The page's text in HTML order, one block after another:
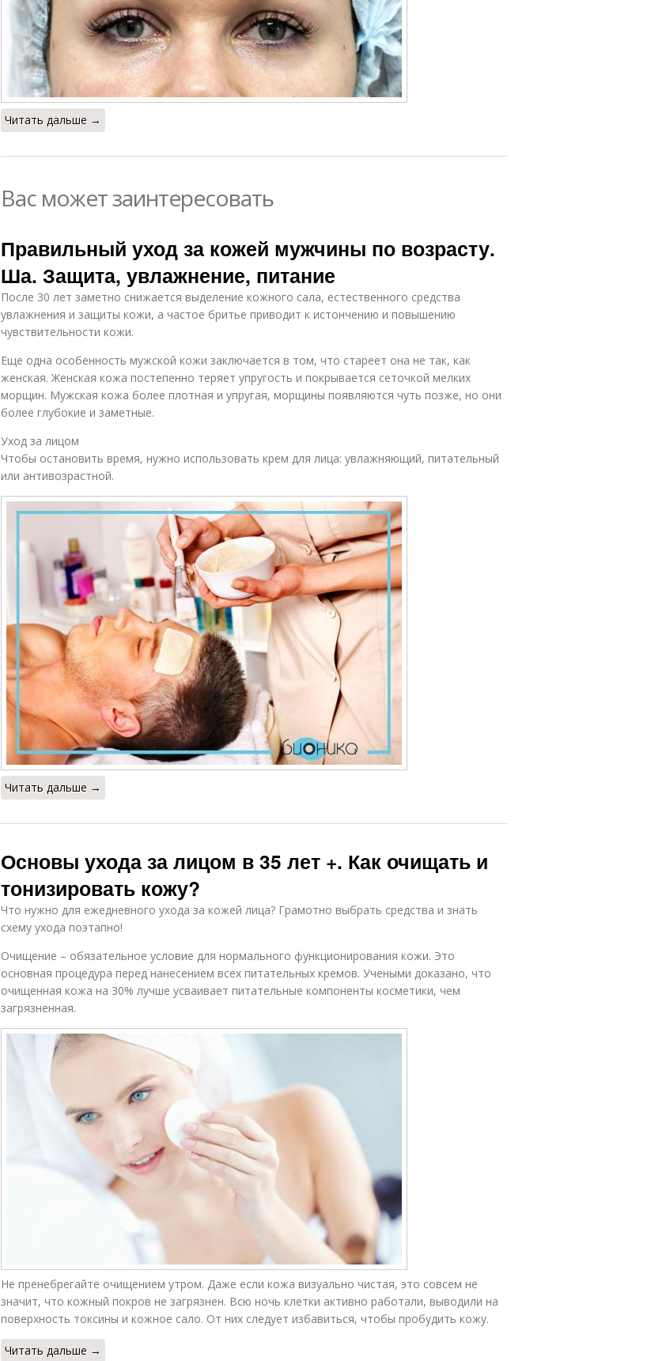
Читать дальше →
Вас может заинтересовать
Правильный уход за кожей мужчины по возрасту.
Ша. Защита, увлажнение, питание
После 30 лет заметно снижается выделение кожного сала, естественного средства
увлажнения и защиты кожи, а частое бритье приводит к истончению и повышению
чувствительности кожи.
Еще одна особенность мужской кожи заключается в том, что стареет она не так, как
женская. Женская кожа постепенно теряет упругость и покрывается сеточкой мелких
морщин. Мужская кожа более плотная и упругая, морщины появляются чуть позже, но они
более глубокие и заметные.
Уход за лицом
Чтобы остановить время, нужно использовать крем для лица: увлажняющий, питательный
или антивозрастной.
Читать дальше →
Основы ухода за лицом в 35 лет +. Как очищать и
тонизировать кожу?
Что нужно для ежедневного ухода за кожей лица? Грамотно выбрать средства и знать
схему ухода поэтапно!
Очищение – обязательное условие для нормального функционирования кожи. Это
основная процедура перед нанесением всех питательных кремов. Учеными доказано, что
очищенная кожа на 30% лучше усваивает питательные компоненты косметики, чем
загрязненная.
Не пренебрегайте очищением утром. Даже если кожа визуально чистая, это совсем не
значит, что кожный покров не загрязнен. Всю ночь клетки активно работали, выводили на
поверхность токсины и кожное сало. От них следует избавиться, чтобы пробудить кожу.
Читать дальше →